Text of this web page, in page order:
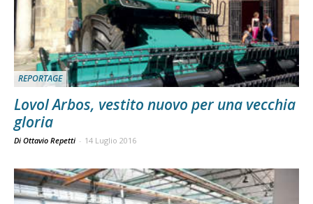
REPORTAGE
Lovol Arbos, vestito nuovo per una vecchia
gloria
Di Ottavio Repetti - 14 Luglio 2016